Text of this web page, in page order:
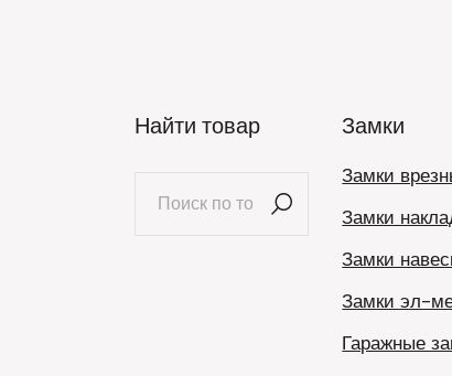
Найти товар Замки
Замки
Замки
Замки
Замки эл-
Гаражные